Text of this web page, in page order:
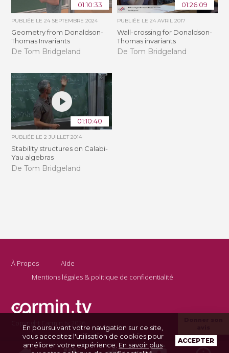
01:10:33
PUBLIÉE LE24 SEPTEMBRE 2024
Geometry from Donaldson-
Thomas Invariants
De Tom Bridgeland
01:26:09
PUBLIÉE LE 24 AVRIL 2017
Wall-crossing for Donaldson-
Thomas invariants
De Tom Bridgeland
01:10:40
PUBLIÉE LE2 JUILLET 2014
Stability structures on Calabi-
Yau algebras
De Tom Bridgeland
À Propos
Aide
Mentions légales & politique de confidentialité
Copyright Carmin.tv 2026
En poursuivant votre navigation sur ce site,
vous acceptez l'utilisation de cookies pour
améliorer votre expérience. En savoir plus
ACCEPTER